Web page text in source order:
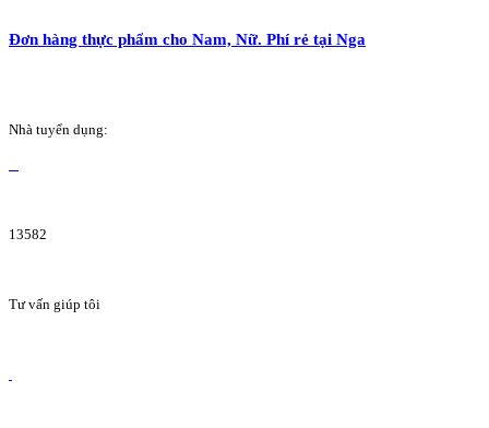
Đơn hàng thực phẩm cho Nam, Nữ. Phí rẻ tại Nga
Nhà tuyển dụng:
13582
Tư vấn giúp tôi